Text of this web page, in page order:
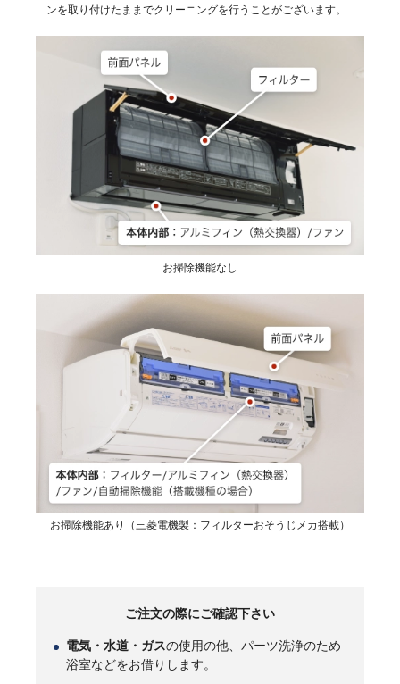
ンを取り付けたままでクリーニングを行うことがございます。
お掃除機能なし
お掃除機能あり（三菱電機製：フィルターおそうじメカ搭載）
ご注文の際にご確認下さい
電気・水道・ガスの使用の他、パーツ洗浄のため
浴室などをお借りします。